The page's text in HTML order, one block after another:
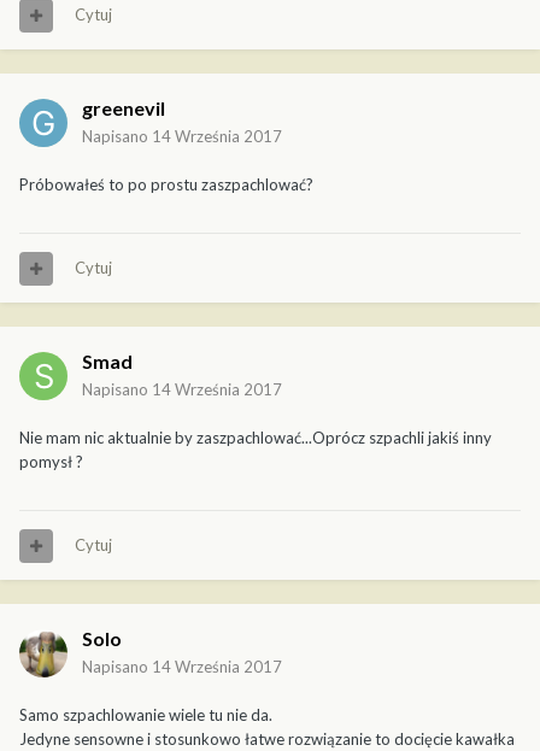
Cytuj
greenevil
Napisano 14 Września 2017
Próbowałeś to po prostu zaszpachlować?
Cytuj
Smad
Napisano 14 Września 2017
Nie mam nic aktualnie by zaszpachlować...Oprócz szpachli jakiś inny
pomysł ?
Cytuj
Solo
Napisano 14 Września 2017
Samo szpachlowanie wiele tu nie da.
Jedyne sensowne i stosunkowo łatwe rozwiązanie to docięcie kawałka